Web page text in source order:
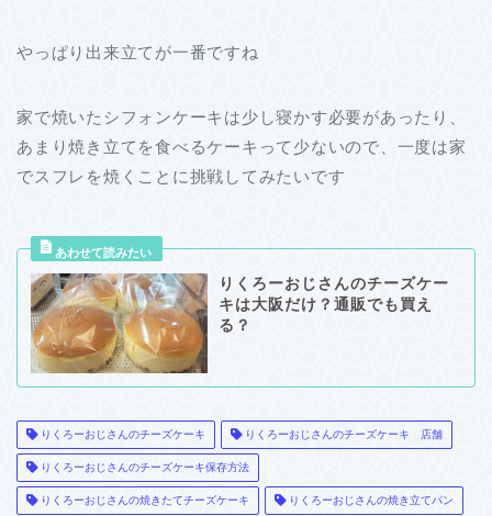
やっぱり出来立てが一番ですね
家で焼いたシフォンケーキは少し寝かす必要があったり、
あまり焼き立てを食べるケーキって少ないので、一度は家
でスフレを焼くことに挑戦してみたいです
りくろーおじさんのチーズケー
キは大阪だけ？通販でも買え
る？
りくろーおじさんのチーズケーキ りくろーおじさんのチーズケーキ 店舗
りくろーおじさんのチーズケーキ保存方法
りくろーおじさんの焼きたてチーズケーキ りくろーおじさんの焼き立てパン